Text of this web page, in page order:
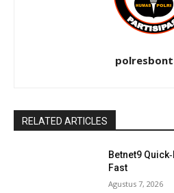
RELATED ARTICLES
Betnet9
Fast
Agustus 7, 2026